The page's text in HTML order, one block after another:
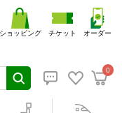
0
ショッピング チケット オーダー